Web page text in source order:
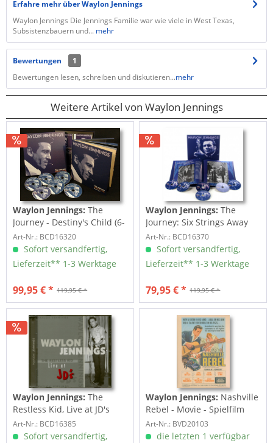
Erfahre mehr über Waylon Jennings
Waylon Jennings Die Jennings Familie war wie viele in West Texas,
Subsistenzbauern und... mehr
Bewertungen
1
Bewertungen lesen, schreiben und diskutieren...mehr
Weitere Artikel von Waylon Jennings
Waylon Jennings: The
Journey - Destiny's Child (6-
CD Deluxe Box...
Art-Nr.: BCD16320
Sofort versandfertig,
Lieferzeit** 1-3 Werktage
119,95 € *
99,95 € *
Waylon Jennings: The
Journey: Six Strings Away
(6-CD Deluxe Box...
Art-Nr.: BCD16370
Sofort versandfertig,
Lieferzeit** 1-3 Werktage
119,95 € *
79,95 € *
Waylon Jennings: The
Restless Kid, Live at JD's
(CD)
Art-Nr.: BCD16385
Sofort versandfertig,
Waylon Jennings: Nashville
Rebel - Movie - Spielfilm
(DVD)
Art-Nr.: BVD20103
die letzten 1 verfügbar